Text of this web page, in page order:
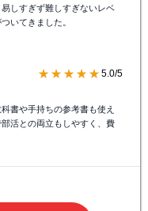
しすぎず難しすぎないレベ
いてきました。
★★★★★ 5.0/5
書や手持ちの参考書も使え
活との両立もしやすく、費